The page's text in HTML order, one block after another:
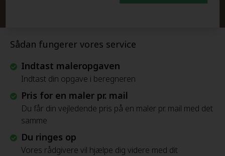
Sådan fungerer vores service
Indtast maleropgaven
Indtast din opgave i beregneren
Pris for en maler pr. mail
Du får din vejledende pris på en maler pr. mail med det
samme
Du ringes op
Vores rådgivere vil hjælpe dig videre med dit